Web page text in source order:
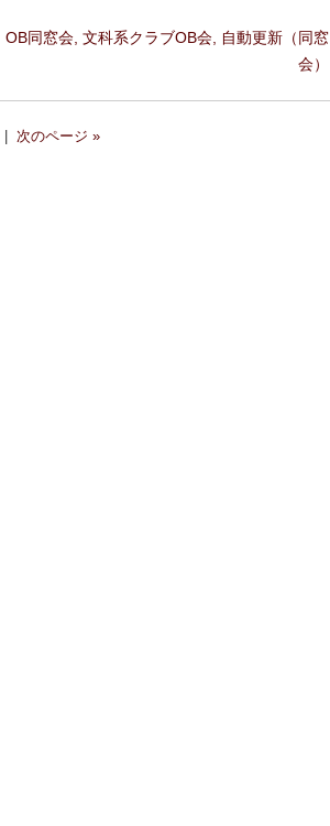
OB同窓会, 文科系クラブOB会, 自動更新（同窓
会）
次のページ »